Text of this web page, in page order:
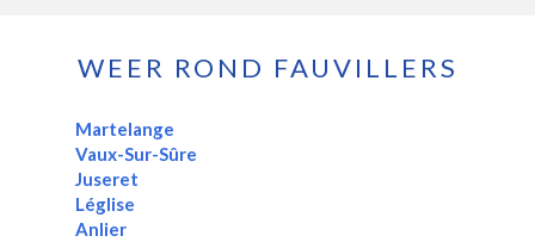
WEER ROND FAUVILLERS
Martelange
Vaux-Sur-Sûre
Juseret
Léglise
Anlier